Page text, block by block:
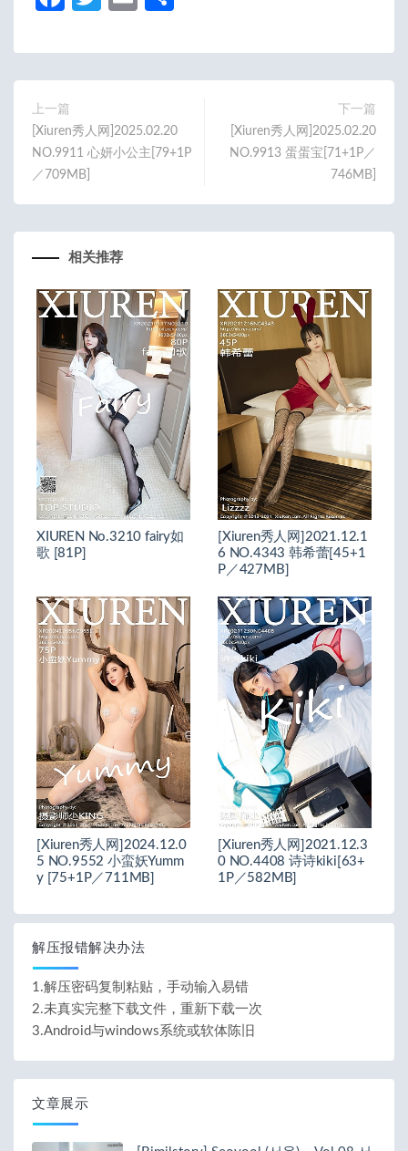
b
o
o
k
itt
er
ail
上一篇
[Xiuren秀人网]2025.02.20
NO.9911 心妍小公主[79+1P
／709MB]
下一篇
[Xiuren秀人网]2025.02.20
NO.9913 蛋蛋宝[71+1P／
746MB]
相关推荐
XIUREN No.3210 fairy如
歌 [81P]
[Xiuren秀人网]2021.12.1
6 NO.4343 韩希蕾[45+1
P／427MB]
[Xiuren秀人网]2024.12.0
5 NO.9552 小蛮妖Yumm
y [75+1P／711MB]
[Xiuren秀人网]2021.12.3
0 NO.4408 诗诗kiki[63+
1P／582MB]
解压报错解决办法
1.解压密码复制粘贴，手动输入易错
2.未真实完整下载文件，重新下载一次
3.Android与windows系统或软体陈旧
文章展示